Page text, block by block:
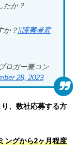
たか？
か？#障害者雇
ロガー兼コン
28, 2023
、数社応募する方
ングから2ヶ月程度